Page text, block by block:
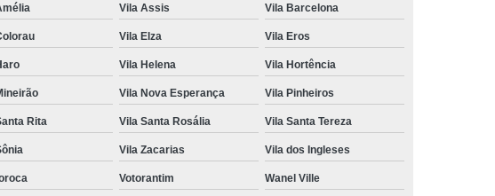
Vila Assis Vila Barcelona
Vila Elza Vila Eros
Vila Helena Vila Hortência
Vila Nova Esperança Vila Pinheiros
Rita Vila Santa Rosália Vila Santa Tereza
Vila Zacarias Vila dos Ingleses
Votorantim Wanel Ville